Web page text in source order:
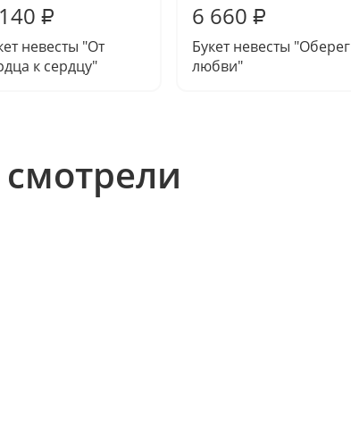
₽
невесты "От
к сердцу"
6 660 ₽
Букет невесты "Оберег
любви"